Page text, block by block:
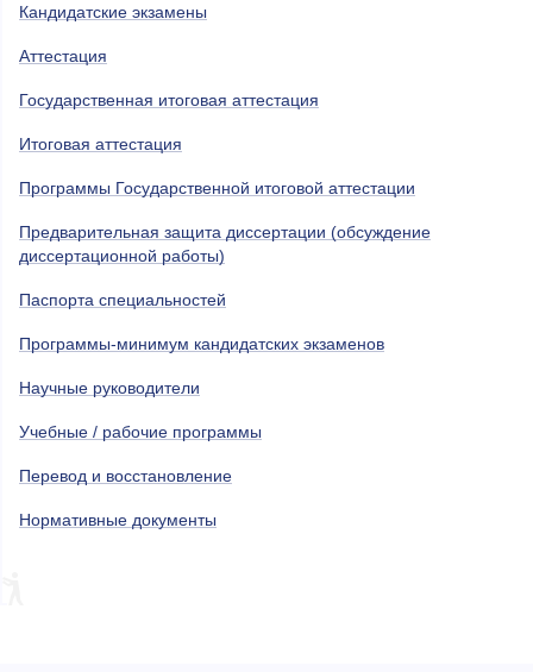
Кандидатские экзамены
Аттестация
Государственная итоговая аттестация
Итоговая аттестация
Программы Государственной итоговой аттестации
Предварительная защита диссертации (обсуждение
диссертационной работы)
Паспорта специальностей
Программы-минимум кандидатских экзаменов
Научные руководители
Учебные / рабочие программы
Перевод и восстановление
Нормативные документы